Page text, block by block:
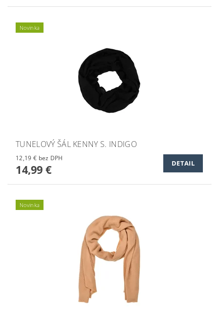
Novinka
TUNELOVÝ ŠÁL KENNY S. INDIGO
12,19 € bez DPH
14,99 € DETAIL
Novinka